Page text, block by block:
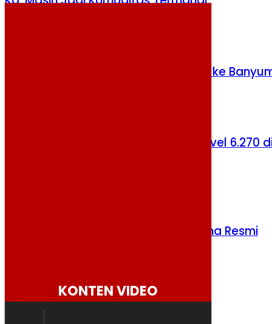
BNPB Salurkan 27 Ribu Liter Air Bersih ke
Sesi I Berakhir Positif, IHSG Naik ke Level 6.270
Pendaftaran Upacara HUT RI di Istana Resmi
KONTEN VIDEO